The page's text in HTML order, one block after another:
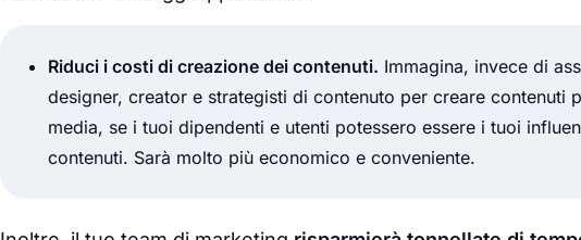
Riduci i costi di creazione dei contenuti. Immagina, invece di
designer, creator e strategisti di contenuto per creare contenuti
media, se i tuoi dipendenti e utenti potessero essere i tuoi
contenuti. Sarà molto più economico e conveniente.